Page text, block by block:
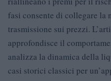
fasi consente di collegare la
trasmissione sui prezzi.
approfondisce il
analizza la dinamica della
casi storici classici per